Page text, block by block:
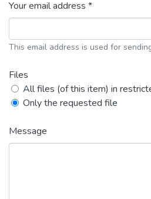
Your email address *
This email address is used for
Files
All files (of this item) in
Only the requested file
Message